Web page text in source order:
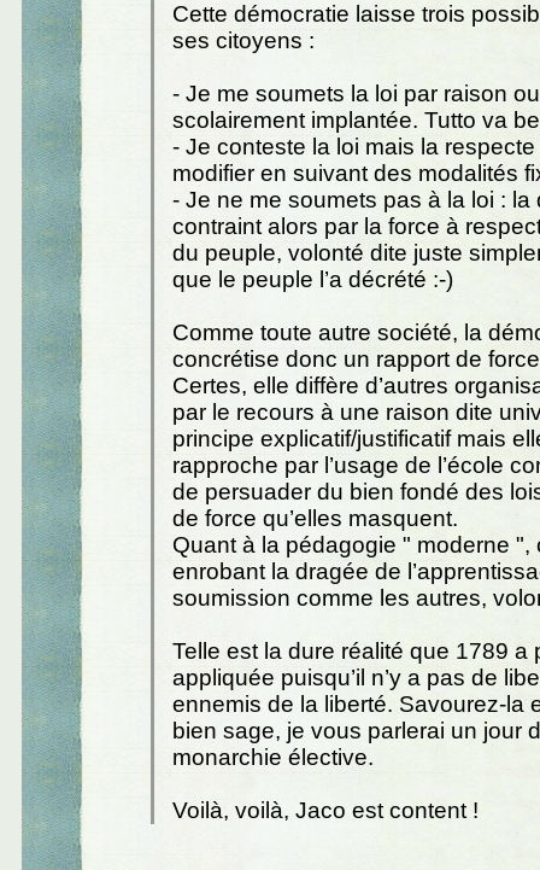
Cette démocratie laisse trois
ses citoyens :
- Je me soumets la loi par raison
scolairement implantée. Tutto va
- Je conteste la loi mais la
modifier en suivant des modalités
- Je ne me soumets pas à la loi : la
contraint alors par la force à
du peuple, volonté dite juste
que le peuple l’a décrété :-)
Comme toute autre société, la
concrétise donc un rapport de
Certes, elle diffère d’autres
par le recours à une raison dite
principe explicatif/justificatif mais
rapproche par l’usage de l’école
de persuader du bien fondé des
de force qu’elles masquent.
Quant à la pédagogie " moderne ",
enrobant la dragée de
soumission comme les autres,
Telle est la dure réalité que 1789 a
appliquée puisqu’il n’y a pas de
ennemis de la liberté. Savourez-la
bien sage, je vous parlerai un jour
monarchie élective.
Voilà, voilà, Jaco est content !